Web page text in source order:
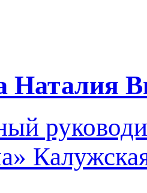
Наталия